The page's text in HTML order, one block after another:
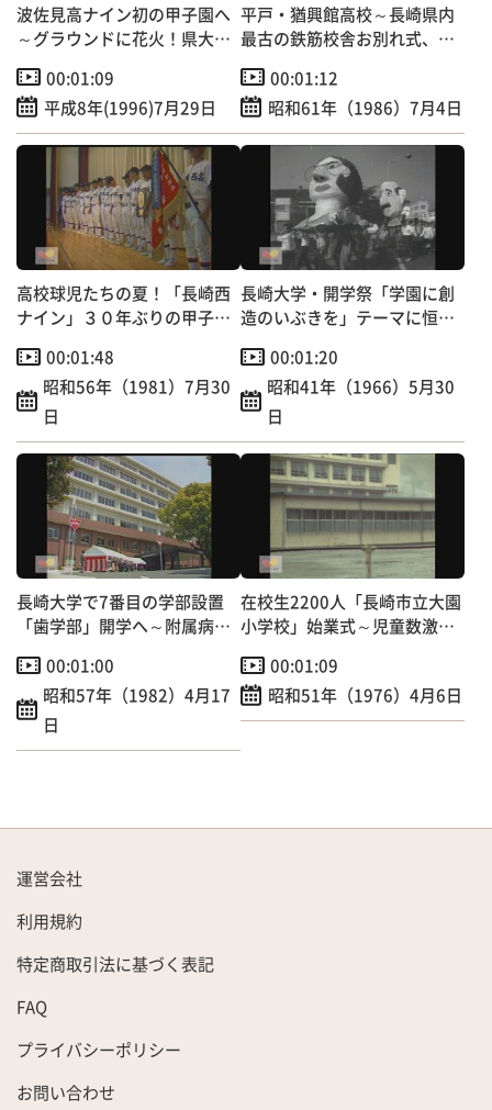
波佐見高ナイン初の甲子園へ
～グラウンドに花火！県大会
00:01:09
平成8年(1996)7月29日
平戸・猶興館高校～長崎県内
最古の鉄筋校舎お別れ式、取
00:01:12
昭和61年（1986）7月4日
高校球児たちの夏！「長崎西
ナイン」３０年ぶりの甲子園
00:01:48
昭和56年（1981）7月30
日
長崎大学・開学祭「学園に創
造のいぶきを」テーマに恒例
00:01:20
昭和41年（1966）5月30
日
長崎大学で7番目の学部設置
「歯学部」開学へ～附属病院
00:01:00
昭和57年（1982）4月17
日
在校生2200人「長崎市立大園
小学校」始業式～児童数激増
00:01:09
昭和51年（1976）4月6日
運営会社
利用規約
特定商取引法に基づく表記
FAQ
プライバシーポリシー
お問い合わせ